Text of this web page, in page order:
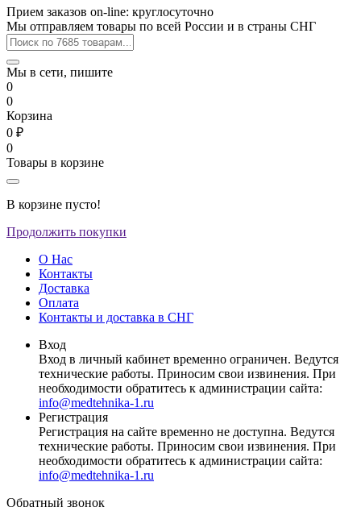
Прием заказов on-line: круглосуточно
Мы отправляем товары по всей России и в страны СНГ
Мы в сети, пишите
0
0
Корзина
0 ₽
0
Товары в корзине
В корзине пусто!
Продолжить покупки
О Нас
Контакты
Доставка
Оплата
Контакты и доставка в СНГ
Вход
Вход в личный кабинет временно ограничен. Ведутся
технические работы. Приносим свои извинения. При
необходимости обратитесь к администрации сайта:
info@medtehnika-1.ru
Регистрация
Регистрация на сайте временно не доступна. Ведутся
технические работы. Приносим свои извинения. При
необходимости обратитесь к администрации сайта:
info@medtehnika-1.ru
Обратный звонок